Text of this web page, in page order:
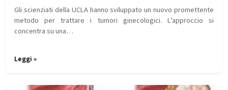
Gli scienziati della UCLA hanno sviluppato un nuovo promettente
metodo per trattare i tumori ginecologici. L’approccio si
concentra su una…
Leggi »